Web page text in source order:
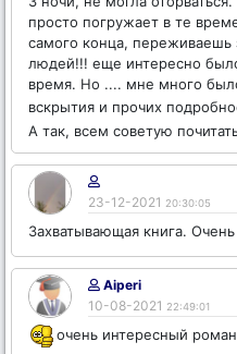
просто погружает в те
самого конца, переживаешь
людей!!! еще интересно
время. Но .... мне много
вскрытия и прочих
А так, всем советую
23-12-2021 20:30:05
Захватывающая книга.
Aiperi
10-08-2021 22:49:01
очень интересный роман